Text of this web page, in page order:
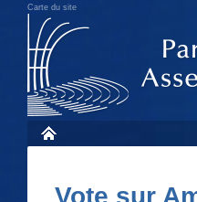
Carte du site
Vote sur